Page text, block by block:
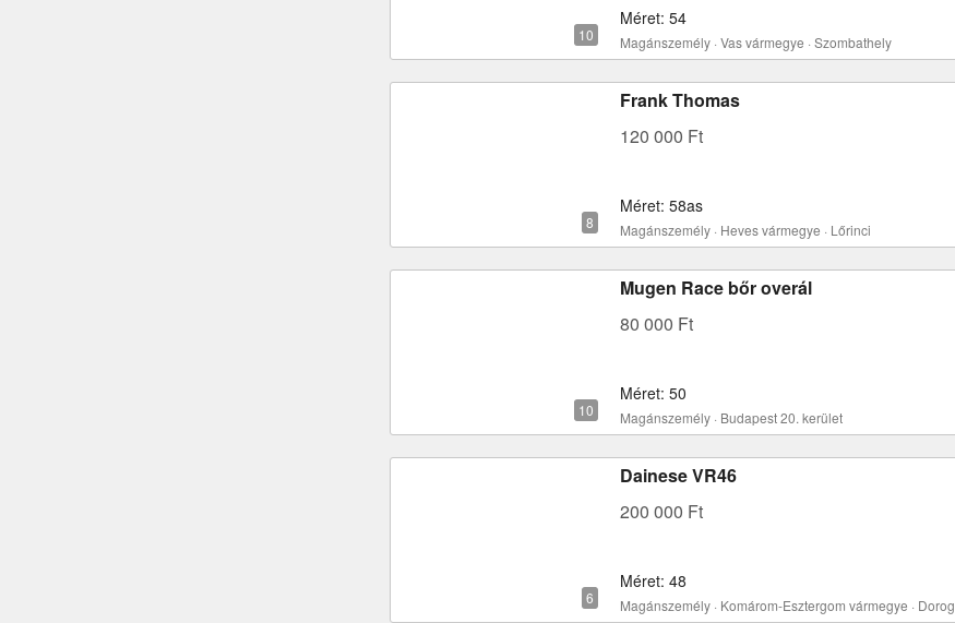
Méret: 54
Magánszemély · Vas vármegye · Szombathely
Frank Thomas
120 000 Ft
Méret: 58as
Magánszemély · Heves vármegye · Lőrinci
Mugen Race bőr overál
80 000 Ft
Méret: 50
Magánszemély · Budapest 20. kerület
Dainese VR46
200 000 Ft
Méret: 48
Magánszemély · Komárom-Esztergom vármegye · Dorog